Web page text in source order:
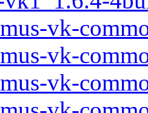
vk-
vk-
vk-